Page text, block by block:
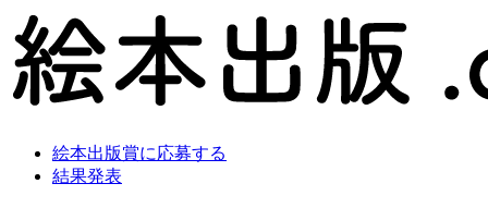
絵本出版賞に応募する
結果発表